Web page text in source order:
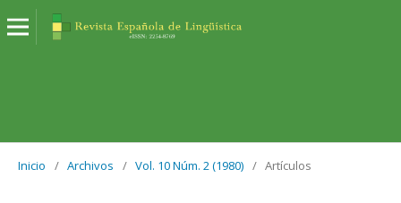
Inicio / Archivos / Vol. 10 Núm. 2 (1980) / Artículos